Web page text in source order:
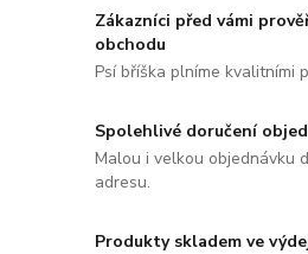
Zákazníci před vámi
obchodu
Psí bříška plníme kvalitními
Spolehlivé doručení
Malou i velkou objednávku
adresu.
Produkty skladem ve